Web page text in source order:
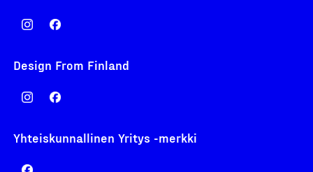
Design From Finland
Yhteiskunnallinen Yritys -merkki